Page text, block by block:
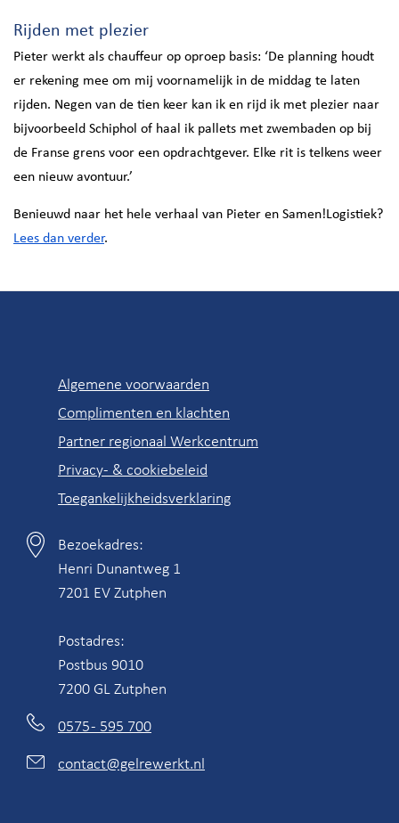
Rijden met plezier
Pieter werkt als chauffeur op oproep basis: ‘De planning houdt
er rekening mee om mij voornamelijk in de middag te laten
rijden. Negen van de tien keer kan ik en rijd ik met plezier naar
bijvoorbeeld Schiphol of haal ik pallets met zwembaden op bij
de Franse grens voor een opdrachtgever. Elke rit is telkens weer
een nieuw avontuur.’
Benieuwd naar het hele verhaal van Pieter en Samen!Logistiek?
Lees dan verder.
Algemene voorwaarden
Complimenten en klachten
Partner regionaal Werkcentrum
Privacy- & cookiebeleid
Toegankelijkheidsverklaring
Contactgegevens
Bezoekadres:
Henri Dunantweg 1
7201 EV Zutphen
Postadres:
Postbus 9010
7200 GL Zutphen
0575 - 595 700
contact@gelrewerkt.nl